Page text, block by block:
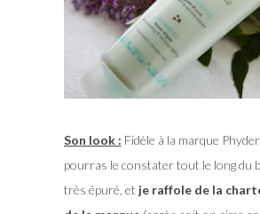
Son look : Fidèle à la marque
pourras le constater tout le long du
très épuré, et je raffole de la